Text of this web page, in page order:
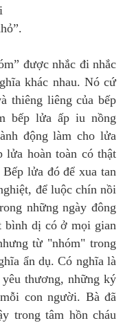
được nhắc đi nhắc
khác nhau. Nó cứ
thiêng liêng của bếp
bếp lửa ấp iu nồng
động làm cho lửa
lửa hoàn toàn có thật
lửa đó để xua tan
để luộc chín nồi
những ngày đông
bình dị có ở mọi gian
từ "nhóm" trong
ẩn dụ. Có nghĩa là
thương, những ký
con người. Bà đã
trong tâm hồn cháu